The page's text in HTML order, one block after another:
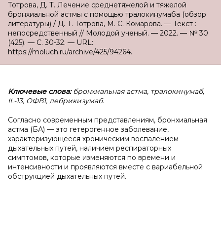
Тотрова, Д. Т. Лечение среднетяжелой и тяжелой
бронхиальной астмы с помощью тралокинумаба (обзор
литературы) / Д. Т. Тотрова, М. С. Комарова. — Текст :
непосредственный // Молодой ученый. — 2022. — № 30
(425). — С. 30-32. — URL:
https://moluch.ru/archive/425/94264.
Ключевые слова:бронхиальная астма, тралокинумаб,
IL-13, ОФВ1, лебрикизумаб.
Согласно современным представлениям, бронхиальная
астма (БА) — это гетерогенное заболевание,
характеризующееся хроническим воспалением
дыхательных путей, наличием респираторных
симптомов, которые изменяются по времени и
интенсивности и проявляются вместе с вариабельной
обструкцией дыхательных путей.